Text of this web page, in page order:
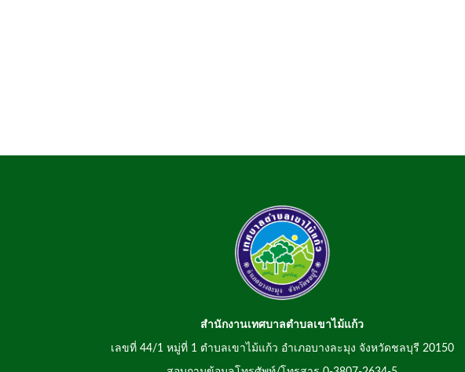
สำนักงานเทศบาลตำบลเขาไม้แก้ว
เลขที่ 44/1 หมู่ที่ 1 ตำบลเขาไม้แก้ว อำเภอบางละมุง จังหวัดชลบุรี 20150